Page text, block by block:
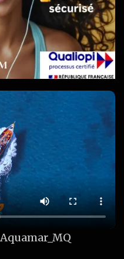
Aquamar_MQ